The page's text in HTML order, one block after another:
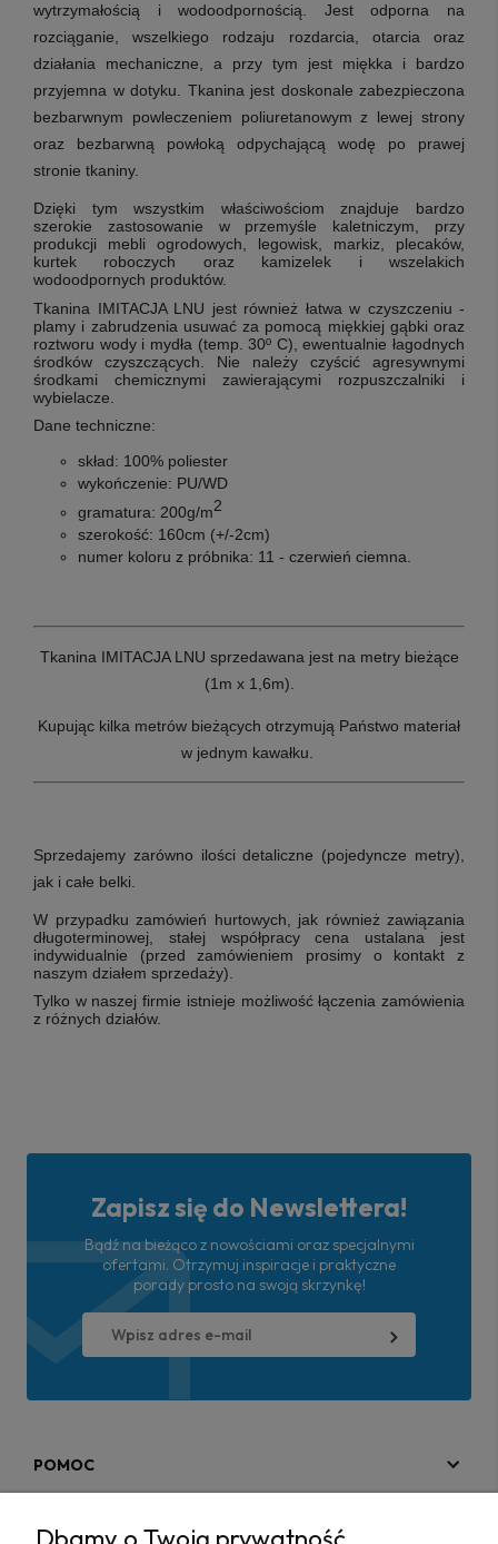
wytrzymałością i wodoodpornością. Jest odporna na
rozciąganie, wszelkiego rodzaju rozdarcia, otarcia oraz
działania mechaniczne, a przy tym jest miękka i bardzo
przyjemna w dotyku. Tkanina jest doskonale zabezpieczona
bezbarwnym powleczeniem poliuretanowym z lewej strony
oraz bezbarwną powłoką odpychającą wodę po prawej
stronie tkaniny.
Dzięki tym wszystkim właściwościomznajduje bardzo
szerokie zastosowanie w przemyśle kaletniczym, przy
produkcji mebli ogrodowych, legowisk, markiz, plecaków,
kurtek roboczych oraz kamizelek i wszelakich
wodoodpornych produktów.
Tkanina IMITACJA LNU jest również łatwa w czyszczeniu -
plamy i zabrudzenia usuwać za pomocą miękkiej gąbki oraz
roztworu wody i mydła (temp. 30º C), ewentualnie łagodnych
środków czyszczących. Nie należy czyścić agresywnymi
środkami chemicznymi zawierającymi rozpuszczalniki i
wybielacze.
Dane techniczne:
skład: 100% poliester
wykończenie: PU/WD
gramatura: 200g/m2
szerokość: 160cm (+/-2cm)
numer koloru z próbnika: 11 - czerwień ciemna.
Tkanina IMITACJA LNU sprzedawana jest na metry bieżące
(1m x 1,6m).
Kupując kilka metrów bieżących otrzymują Państwo materiał
w jednym kawałku.
Sprzedajemy zarówno ilości detaliczne (pojedyncze metry),
jak i całe belki.
W przypadku zamówień hurtowych, jak również zawiązania
długoterminowej, stałej współpracy cena ustalana jest
indywidualnie (przed zamówieniem prosimy o kontakt z
naszym działem sprzedaży).
Tylko w naszej firmie istnieje możliwość łączenia zamówienia
z różnych działów.
Zapisz się do Newslettera!
Bądź na bieżąco z nowościami oraz specjalnymi
ofertami. Otrzymuj inspiracje i praktyczne
porady prosto na swoją skrzynkę!
POMOC